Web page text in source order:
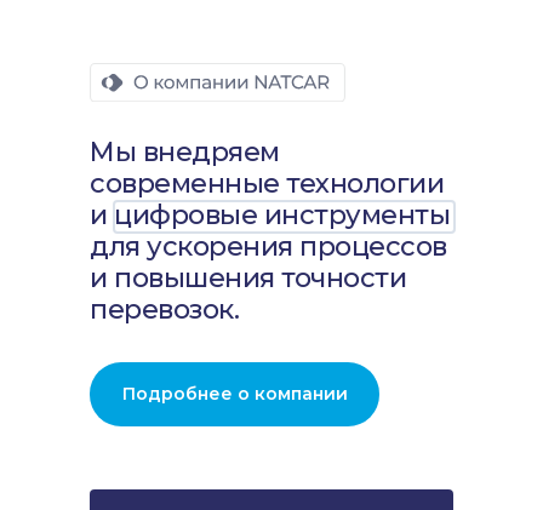
Мы внедряем
современные технологии
и цифровые инструменты
для ускорения процессов
и повышения точности
перевозок.
Подробнее о компании